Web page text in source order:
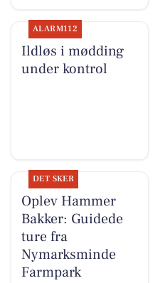
ALARM112
Ildløs i mødding
under kontrol
DET SKER
Oplev Hammer
Bakker: Guidede
ture fra
Nymarksminde
Farmpark